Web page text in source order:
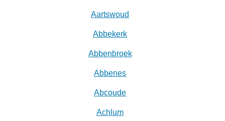
Aartswoud
Abbekerk
Abbenbroek
Abbenes
Abcoude
Achlum